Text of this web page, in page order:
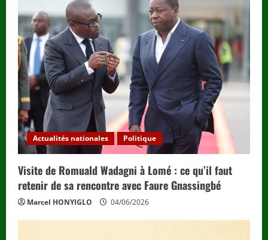
Actualités nationales Politique
Visite de Romuald Wadagni à Lomé : ce qu’il faut
retenir de sa rencontre avec Faure Gnassingbé
Marcel HONYIGLO 04/06/2026